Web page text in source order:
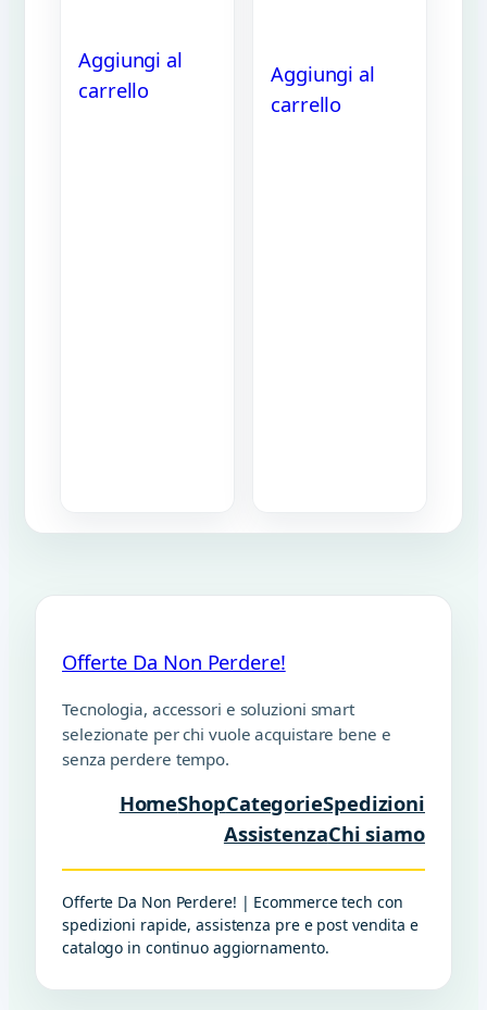
Aggiungi al
carrello
Aggiungi al
carrello
Offerte Da Non Perdere!
Tecnologia, accessori e soluzioni smart
selezionate per chi vuole acquistare bene e
senza perdere tempo.
HomeShopCategorieSpedizioni
AssistenzaChi siamo
Offerte Da Non Perdere! | Ecommerce tech con
spedizioni rapide, assistenza pre e post vendita e
catalogo in continuo aggiornamento.